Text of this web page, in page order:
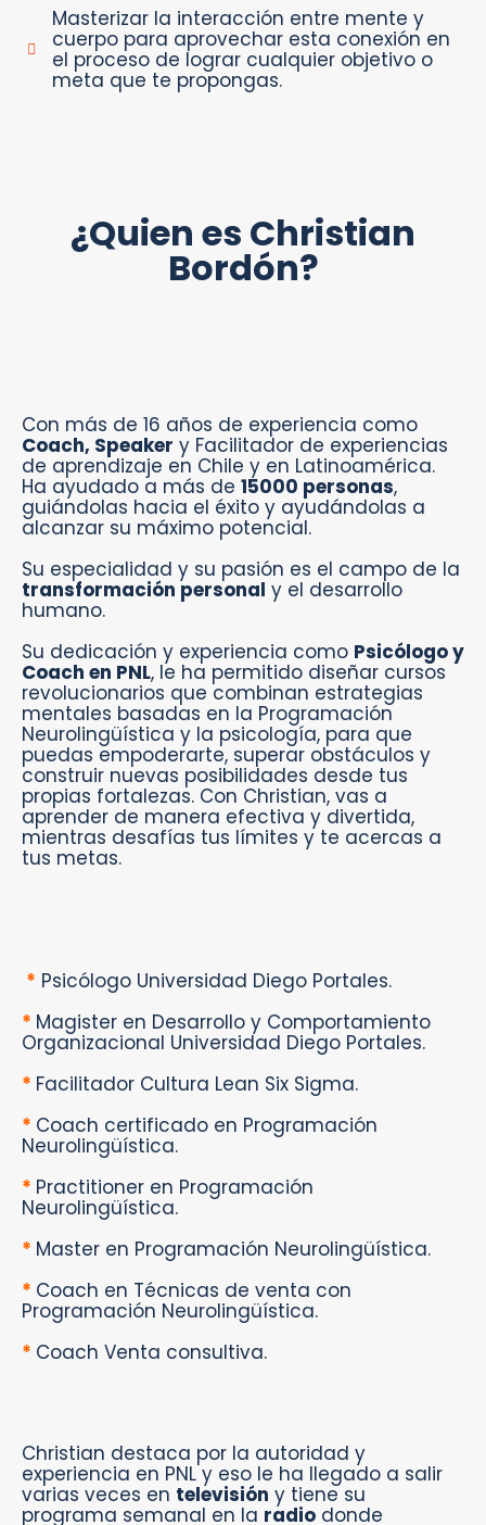
Masterizar la interacción entre mente y
cuerpo para aprovechar esta conexión en
el proceso de lograr cualquier objetivo o
meta que te propongas.
¿Quien es Christian
Bordón?
Con más de 16 años de experiencia como
Coach, Speaker y Facilitador de experiencias
de aprendizaje en Chile y en Latinoamérica.
Ha ayudado a más de 15000 personas,
guiándolas hacia el éxito y ayudándolas a
alcanzar su máximo potencial.⁣
Su especialidad y su pasión es el campo de la
transformación personal y el desarrollo
humano.⁣
Su dedicación y experiencia como Psicólogo y
Coach en PNL, le ha permitido diseñar cursos
revolucionarios que combinan estrategias
mentales basadas en la Programación
Neurolingüística y la psicología, para que
puedas empoderarte, superar obstáculos y
construir nuevas posibilidades desde tus
propias fortalezas. Con Christian, vas a
aprender de manera efectiva y divertida,
mientras desafías tus límites y te acercas a
tus metas.⁣
* Psicólogo Universidad Diego Portales.⁣
* Magister en Desarrollo y Comportamiento
Organizacional Universidad Diego Portales.⁣
* Facilitador Cultura Lean Six Sigma.⁣
* Coach certificado en Programación
Neurolingüística.⁣
* Practitioner en Programación
Neurolingüística.⁣
* Master en Programación Neurolingüística.⁣
* Coach en Técnicas de venta con
Programación Neurolingüística.⁣
* Coach Venta consultiva.
Christian destaca por la autoridad y
experiencia en PNL y eso le ha llegado a salir
varias veces en televisión y tiene su
programa semanal en la radio donde